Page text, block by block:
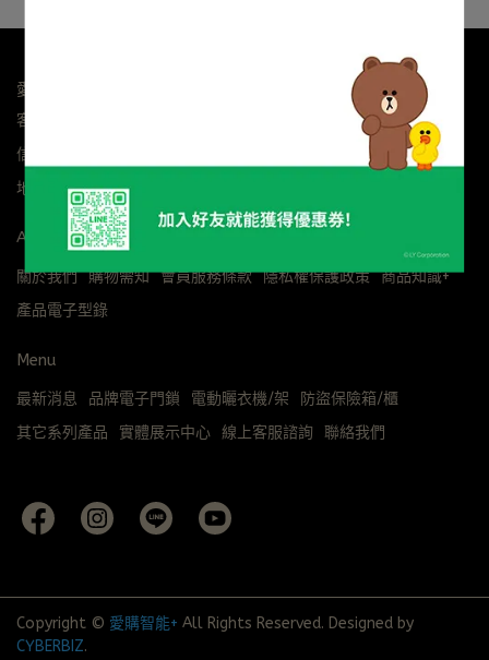
愛購資訊科技有限公司 統編24239572
客服專線：0800-364-555(限市話)
信箱：lovebuy@kimo.com
地址：桃園市八德區豐田路302號
About us
關於我們 購物需知 會員服務條款 隱私權保護政策 商品知識+
產品電子型錄
Menu
最新消息 品牌電子門鎖 電動曬衣機/架
防盜保險箱/櫃
其它系列產品
實體展示中心 線上客服諮詢 聯絡我們
Copyright © 愛購智能+ All Rights Reserved. Designed by
CYBERBIZ.